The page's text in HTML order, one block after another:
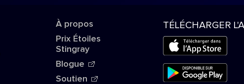
À propos
Prix Étoiles
Stingray
Blogue
Soutien
TÉLÉCHARGER